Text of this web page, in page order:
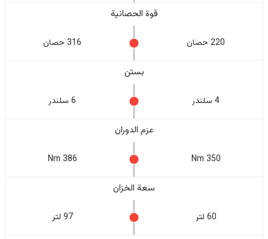
قوة الحصانية
220 حصان 316 حصان
بستن
4 سلندر 6 سلندر
عزم الدوران
350 Nm
386 Nm
سعة الخزان
60 لتر 97 لتر